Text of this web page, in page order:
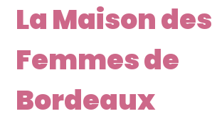
La Maison des
Femmes de
Bordeaux